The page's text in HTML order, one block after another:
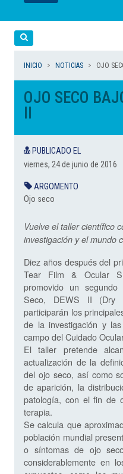
LEER
LEER
LEER
LEER
LEER
INICIO NOTICIAS OJO
OJO SECO
PUBLICADO EL
viernes, 24 de junio de 2016
ARGOMENTO
Ojo seco
Vuelve el taller científico
investigación y el mundo
Diez años después del
Tear Film & Ocular
promovido un
Seco, DEWS II (Dry
participarán los
de la investigación y
campo del Cuidado
El taller pretende
actualización de la
del ojo seco, así como
de aparición, la
patología, con el fin de
terapia.
Se calcula que
población mundial
o síntomas de ojo
considerablemente en